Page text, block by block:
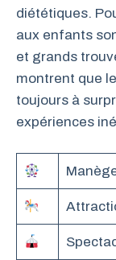
diététiques.
aux enfants
et grands
montrent que
toujours à
expériences